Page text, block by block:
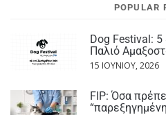
POPULAR
Dog Festival: 5
Παλιό
15 ΙΟΥΝΊΟΥ, 2026
FIP: Όσα